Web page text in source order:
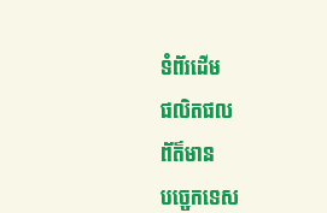
ទំព័រដើម
ផលិតផល
ព័ត៌មាន
បច្ចេកទេស